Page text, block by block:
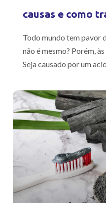
causas e como
Todo mundo tem pavor
não é mesmo? Porém,
Seja causado por um